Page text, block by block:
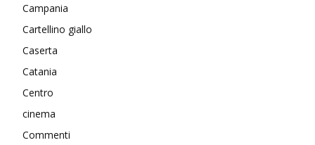
Campania
Cartellino giallo
Caserta
Catania
Centro
cinema
Commenti